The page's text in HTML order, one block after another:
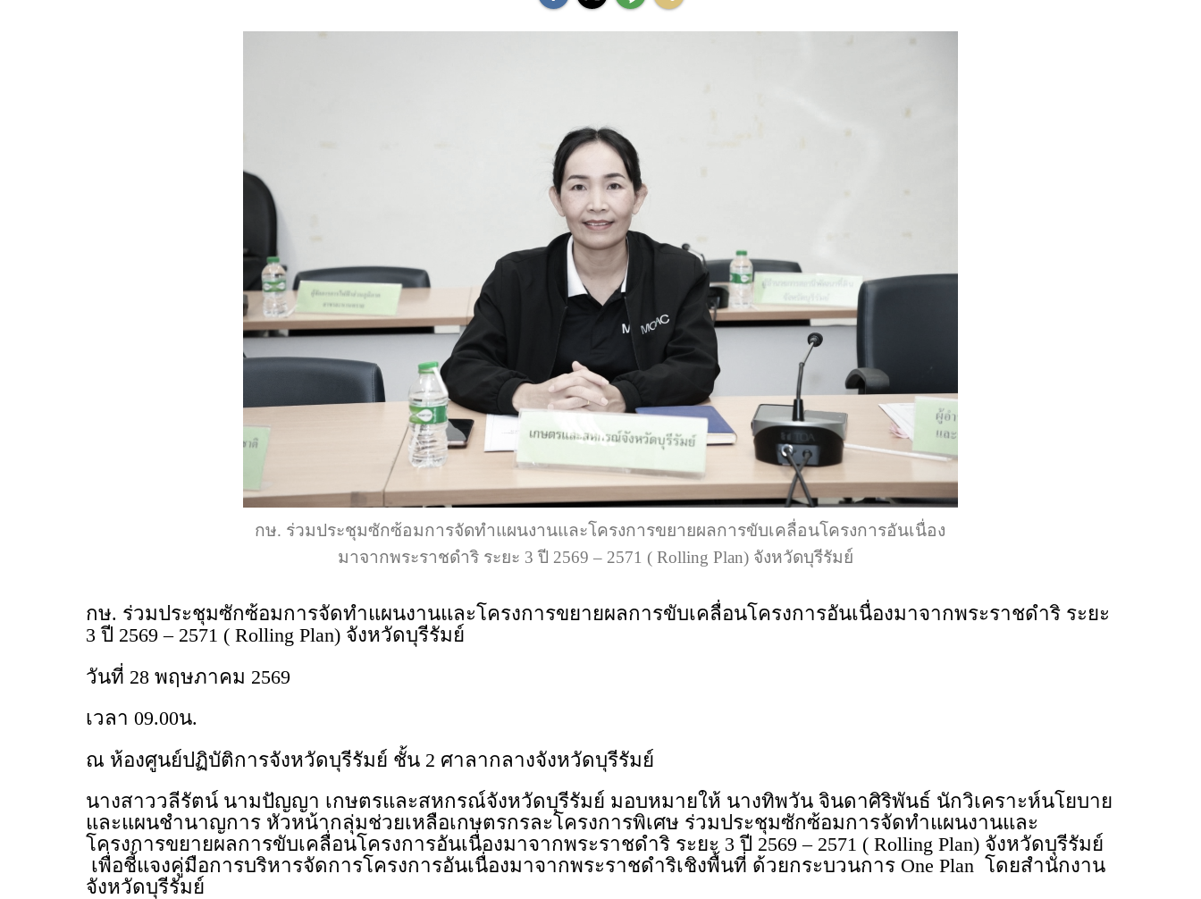
กษ. ร่วมประชุมซักซ้อมการจัดทำแผนงานและโครงการขยายผลการขับเคลื่อนโครงการอันเนื่อง
มาจากพระราชดำริ ระยะ 3 ปี 2569 – 2571 ( Rolling Plan) จังหวัดบุรีรัมย์
กษ. ร่วมประชุมซักซ้อมการจัดทำแผนงานและโครงการขยายผลการขับเคลื่อนโครงการอันเนื่องมาจากพระราชดำริ ระยะ
3 ปี 2569 – 2571 ( Rolling Plan) จังหวัดบุรีรัมย์
วันที่ 28 พฤษภาคม 2569
เวลา 09.00น.
ณ ห้องศูนย์ปฏิบัติการจังหวัดบุรีรัมย์ ชั้น 2 ศาลากลางจังหวัดบุรีรัมย์
นางสาววลีรัตน์ นามปัญญา เกษตรและสหกรณ์จังหวัดบุรีรัมย์ มอบหมายให้ นางทิพวัน จินดาศิริพันธ์ นักวิเคราะห์นโยบาย
และแผนชำนาญการ หัวหน้ากลุ่มช่วยเหลือเกษตรกรละโครงการพิเศษ ร่วมประชุมซักซ้อมการจัดทำแผนงานและ
โครงการขยายผลการขับเคลื่อนโครงการอันเนื่องมาจากพระราชดำริ ระยะ 3 ปี 2569 – 2571 ( Rolling Plan) จังหวัดบุรีรัมย์
เพื่อชี้แจงคู่มือการบริหารจัดการโครงการอันเนื่องมาจากพระราชดำริเชิงพื้นที่ ด้วยกระบวนการ One Plan โดยสำนักงาน
จังหวัดบุรีรัมย์